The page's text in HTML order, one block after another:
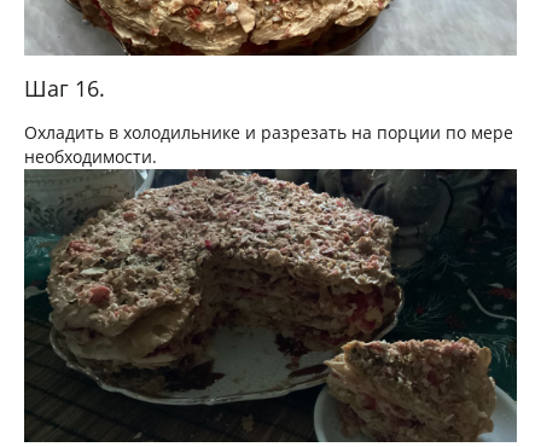
Шаг 16.
Охладить в холодильнике и разрезать на порции по мере
необходимости.